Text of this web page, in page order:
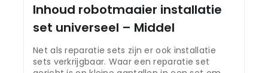
Inhoud robotmaaier installatie
set universeel – Middel
Net als reparatie sets zijn er ook installatie
sets verkrijgbaar. Waar een reparatie set